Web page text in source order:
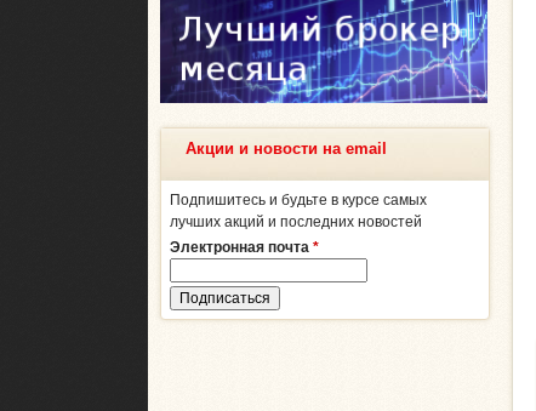
Акции и новости на email
Подпишитесь и будьте в курсе самых
лучших акций и последних новостей
Электронная почта *